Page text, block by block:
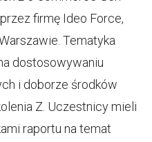
firmę Ideo Force,
Tematyka
dostosowywaniu
i doborze środków
Z. Uczestnicy mieli
raportu na temat